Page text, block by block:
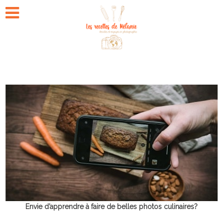
Envie d’apprendre à faire de belles photos culinaires?